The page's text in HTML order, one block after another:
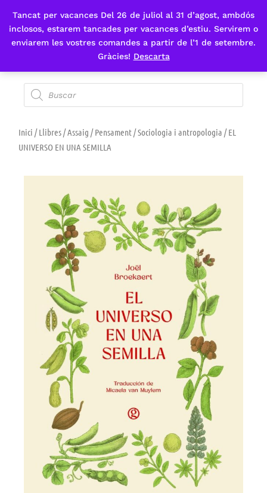
Tancat per vacances Del 26 de juliol al 31 d’agost, ambdós
inclosos, estarem tancades per vacances d’estiu. Servirem o
enviarem les vostres comandes a partir de l’1 de setembre.
Gràcies! Descarta
Fes-te'n sòcia
Inici /Llibres/Assaig /Pensament/Sociologia i antropologia / EL
UNIVERSO EN UNA SEMILLA